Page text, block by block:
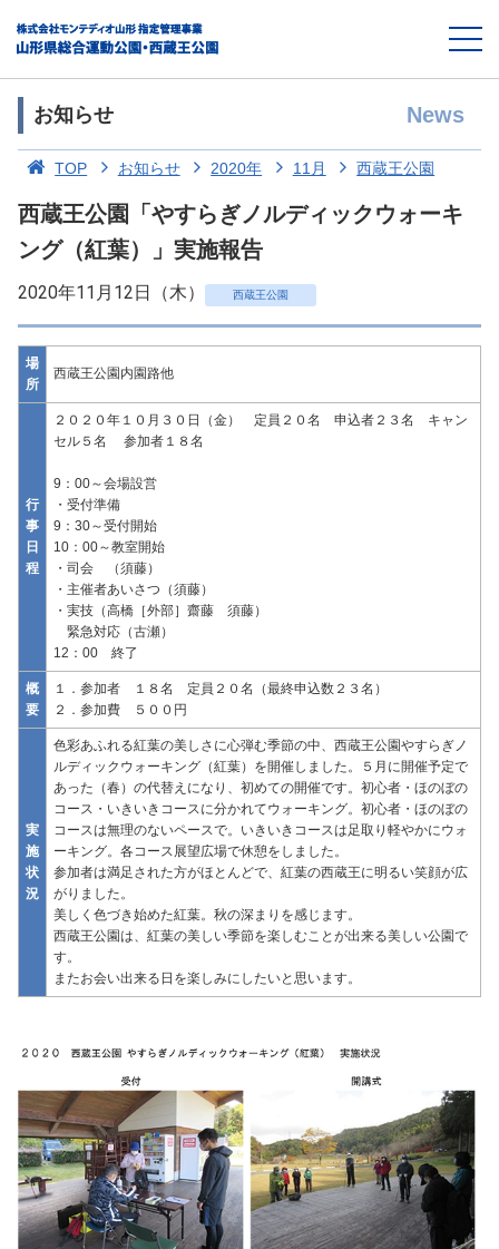
お知らせ News
TOP お知らせ 2020年 11月 西蔵王公園
西蔵王公園「やすらぎノルディックウォーキ
ング（紅葉）」実施報告
2020年11月12日（木） 西蔵王公園
場
所
西蔵王公園内園路他
行
事
日
程
２０２０年１０月３０日（金） 定員２０名 申込者２３名 キャン
セル５名 参加者１８名
9：00～会場設営
・受付準備
9：30～受付開始
10：00～教室開始
・司会 （須藤）
・主催者あいさつ（須藤）
・実技（高橋［外部］齋藤 須藤）
緊急対応（古瀬）
12：00 終了
概
要
１．参加者 １８名 定員２０名（最終申込数２３名）
２．参加費 ５００円
実
施
状
況
色彩あふれる紅葉の美しさに心弾む季節の中、西蔵王公園やすらぎノ
ルディックウォーキング（紅葉）を開催しました。５月に開催予定で
あった（春）の代替えになり、初めての開催です。初心者・ほのぼの
コース・いきいきコースに分かれてウォーキング。初心者・ほのぼの
コースは無理のないペースで。いきいきコースは足取り軽やかにウォ
ーキング。各コース展望広場で休憩をしました。
参加者は満足された方がほとんどで、紅葉の西蔵王に明るい笑顔が広
がりました。
美しく色づき始めた紅葉。秋の深まりを感じます。
西蔵王公園は、紅葉の美しい季節を楽しむことが出来る美しい公園で
す。
またお会い出来る日を楽しみにしたいと思います。